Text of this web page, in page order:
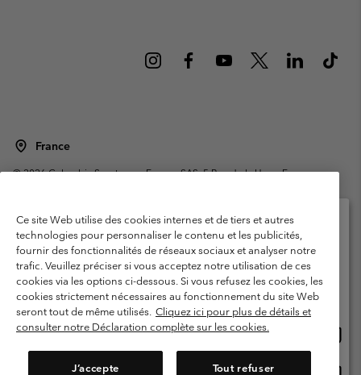
France
©2026Columbia Sportswear Europe SAS. 5 Rue de la Haye, Espace
Garanties Légales
Politique de confidentialité
Conditions d'utilisation - Membres
Conditions D'utilisation - Contenu généré par l'utilisateur
Impressum
Cookies
Public CBCR
Ce site Web utilise des cookies internes et de tiers et autres
technologies pour personnaliser le contenu et les publicités,
fournir des fonctionnalités de réseaux sociaux et analyser notre
trafic. Veuillez préciser si vous acceptez notre utilisation de ces
cookies via les options ci-dessous. Si vous refusez les cookies, les
cookies strictement nécessaires au fonctionnement du site Web
seront tout de même utilisés. Cliquez ici pour plus de détails et
consulter notre Déclaration complète sur les cookies.
J’accepte Tout refuser
Veuillez sélectionner votre pays d’expédition et
votre langue
Achats en ligne disponibles
United States
ligne
France